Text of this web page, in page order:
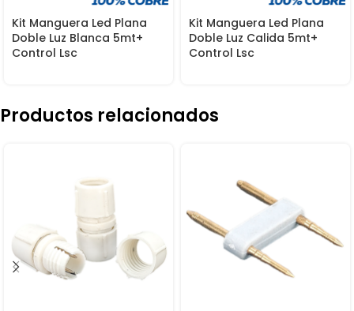
Kit Manguera Led Plana
Doble Luz Blanca 5mt+
Control Lsc
Kit Manguera Led Plana
Doble Luz Calida 5mt+
Control Lsc
Productos relacionados